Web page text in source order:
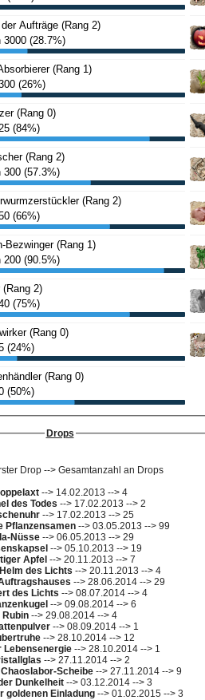
Drops
Drop --> Gesamtanzahl an Drops
--> 14.02.2013 --> 4
des Todes --> 17.02.2013 --> 2
--> 17.02.2013 --> 25
Pflanzensamen --> 03.05.2013 --> 99
Nüsse--> 06.05.2013 --> 29
--> 05.10.2013 --> 19
Apfel --> 20.11.2013 --> 7
des Lichts --> 20.11.2013 --> 4
--> 28.06.2014 --> 29
des Lichts --> 08.07.2014 --> 4
--> 09.08.2014 --> 6
Rubin --> 29.08.2014 --> 4
--> 08.09.2014 --> 1
--> 28.10.2014 --> 12
Lebensenergie--> 28.10.2014 --> 1
--> 27.11.2014 --> 2
Scheibe--> 27.11.2014 --> 9
Dunkelheit--> 03.12.2014 --> 3
goldenen Einladung --> 01.02.2015 --> 3